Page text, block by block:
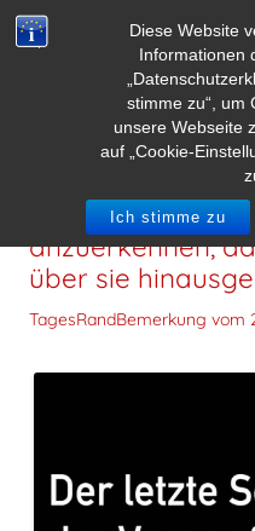
Diese Website
Informationen
stimme zu“, um
unsere Webseite
auf „Cookie-
Ich stimme zu
Der letzte
anzuerkennen,
über sie
TagesRandBemerkung vom